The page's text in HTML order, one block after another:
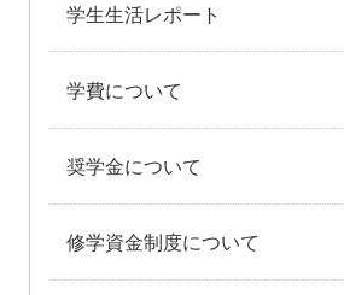
学生生活レポート
学費について
奨学金について
修学資金制度について